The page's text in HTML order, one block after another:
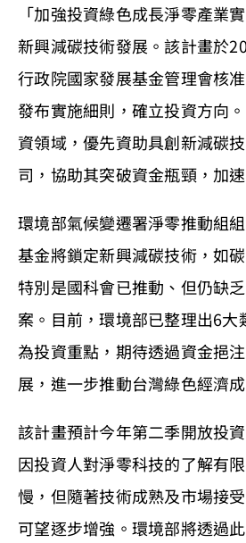
「加強投資綠色成長淨零產業
新興減碳技術發展。該計畫於
行政院國家發展基金管理會核
發布實施細則，確立投資方向
資領域，優先資助具創新減碳
司，協助其突破資金瓶頸，加
環境部氣候變遷署淨零推動組
基金將鎖定新興減碳技術，如
特別是國科會已推動、但仍缺
案。目前，環境部已整理出6大
為投資重點，期待透過資金挹
展，進一步推動台灣綠色經濟成
該計畫預計今年第二季開放投
因投資人對淨零科技的了解有
慢，但隨著技術成熟及市場接
可望逐步增強。環境部將透過